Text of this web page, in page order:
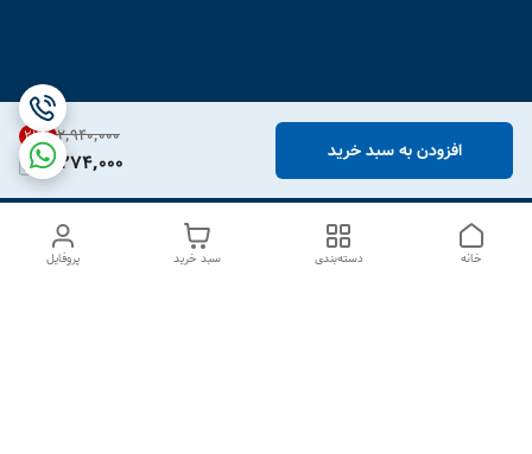
۲٬۹۴۰٬۰۰۰ 22%
2,274,000 افزودن به سبد خرید
پروفایل سبد خرید دسته‌بندی خانه